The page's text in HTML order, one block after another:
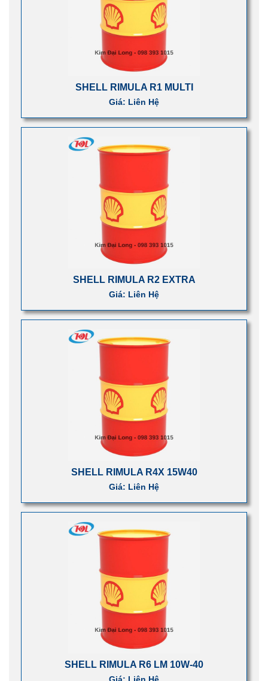
SHELL RIMULA R1 MULTI
Giá: Liên Hệ
SHELL RIMULA R2 EXTRA
Giá: Liên Hệ
SHELL RIMULA R4X 15W40
Giá: Liên Hệ
SHELL RIMULA R6 LM 10W-40